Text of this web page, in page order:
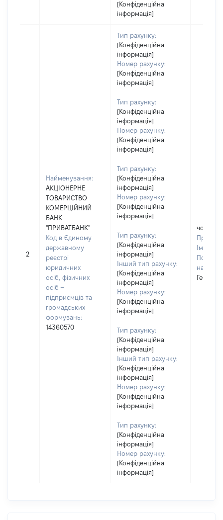
[Конфіденційна
інформація]
2
Найменування:
АКЦІОНЕРНЕ
ТОВАРИСТВО
КОМЕРЦІЙНИЙ
БАНК
"ПРИВАТБАНК"
Код в Єдиному
державному
реєстрі
юридичних
осіб, фізичних
осіб –
підприємців та
громадських
формувань:
14360570
Тип рахунку:
[Конфіденційна
інформація]
Номер рахунку:
[Конфіденційна
інформація]
Тип рахунку:
[Конфіденційна
інформація]
Номер рахунку:
[Конфіденційна
інформація]
Тип рахунку:
[Конфіденційна
інформація]
Номер рахунку:
[Конфіденційна
інформація]
Тип рахунку:
[Конфіденційна
інформація]
Інший тип рахунку:
[Конфіденційна
інформація]
Номер рахунку:
[Конфіденційна
інформація]
Тип рахунку:
[Конфіденційна
інформація]
Інший тип рахунку:
[Конфіденційна
інформація]
Номер рахунку:
[Конфіденційна
інформація]
Тип рахунку:
[Конфіденційна
інформація]
Номер рахунку:
[Конфіденційна
інформація]
чоловік
Ім'я:
По